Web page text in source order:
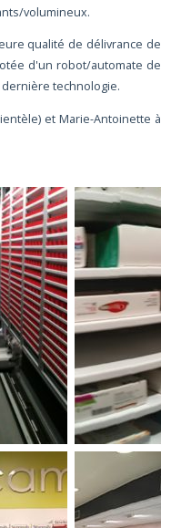
volumineux.
qualité de délivrance de
d'un robot/automate de
technologie.
et Marie-Antoinette à